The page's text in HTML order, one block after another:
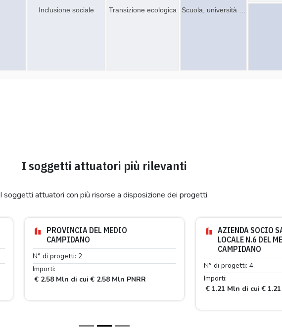
Scuola, università …
Inclusione sociale Transizione ecologica
I soggetti attuatori più rilevanti
I soggetti attuatori con più risorse a disposizione dei progetti.
PROVINCIA DEL MEDIO
CAMPIDANO
N° di progetti: 2
Importi:
€ 2.58 Mln di cui € 2.58 Mln PNRR
AZIENDA SOCIO
LOCALE N.6 DEL
CAMPIDANO
N° di progetti: 4
Importi:
€ 1.21 Mln di cui €